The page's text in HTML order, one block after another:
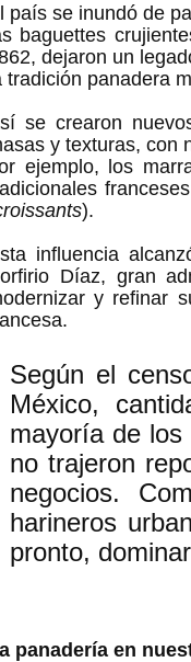
país se inundó de
baguettes
dejaron un
tradición panadera
se crearon
y texturas, con
ejemplo, los
).
influencia
Díaz, gran
y refinar
Según el
México,
mayoría de
no trajeron
negocios.
harineros
pronto,
panadería en